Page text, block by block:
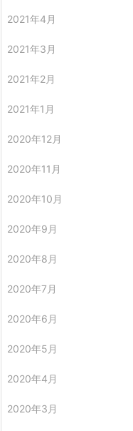
2021年4月
2021年3月
2021年2月
2021年1月
2020年12月
2020年11月
2020年10月
2020年9月
2020年8月
2020年7月
2020年6月
2020年5月
2020年4月
2020年3月